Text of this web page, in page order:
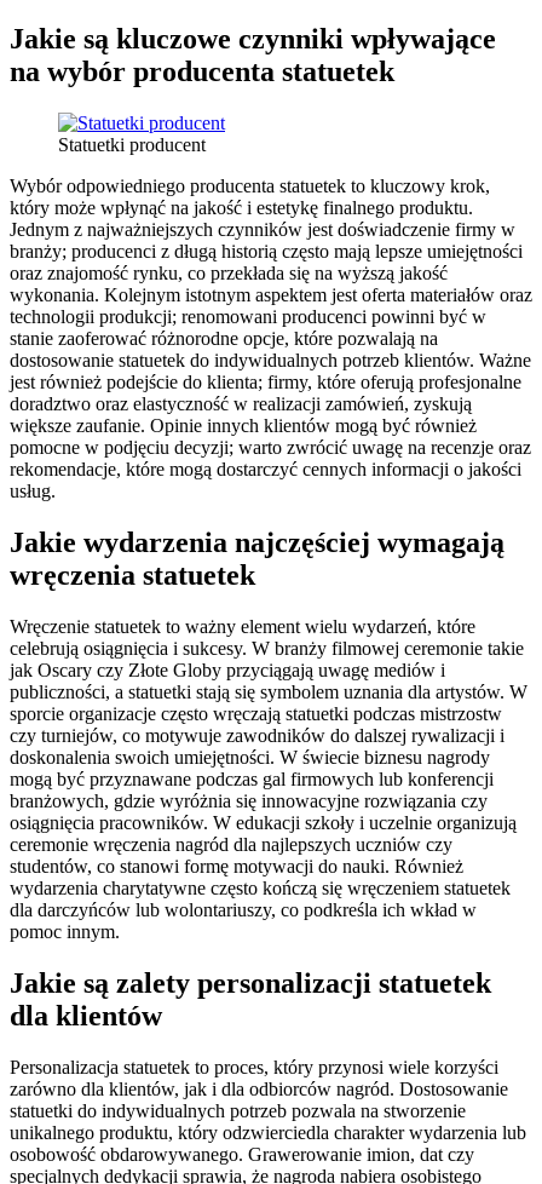
Jakie są kluczowe czynniki wpływające
na wybór producenta statuetek
Statuetki producent
Wybór odpowiedniego producenta statuetek to kluczowy krok,
który może wpłynąć na jakość i estetykę finalnego produktu.
Jednym z najważniejszych czynników jest doświadczenie firmy w
branży; producenci z długą historią często mają lepsze umiejętności
oraz znajomość rynku, co przekłada się na wyższą jakość
wykonania. Kolejnym istotnym aspektem jest oferta materiałów oraz
technologii produkcji; renomowani producenci powinni być w
stanie zaoferować różnorodne opcje, które pozwalają na
dostosowanie statuetek do indywidualnych potrzeb klientów. Ważne
jest również podejście do klienta; firmy, które oferują profesjonalne
doradztwo oraz elastyczność w realizacji zamówień, zyskują
większe zaufanie. Opinie innych klientów mogą być również
pomocne w podjęciu decyzji; warto zwrócić uwagę na recenzje oraz
rekomendacje, które mogą dostarczyć cennych informacji o jakości
usług.
Jakie wydarzenia najczęściej wymagają
wręczenia statuetek
Wręczenie statuetek to ważny element wielu wydarzeń, które
celebrują osiągnięcia i sukcesy. W branży filmowej ceremonie takie
jak Oscary czy Złote Globy przyciągają uwagę mediów i
publiczności, a statuetki stają się symbolem uznania dla artystów. W
sporcie organizacje często wręczają statuetki podczas mistrzostw
czy turniejów, co motywuje zawodników do dalszej rywalizacji i
doskonalenia swoich umiejętności. W świecie biznesu nagrody
mogą być przyznawane podczas gal firmowych lub konferencji
branżowych, gdzie wyróżnia się innowacyjne rozwiązania czy
osiągnięcia pracowników. W edukacji szkoły i uczelnie organizują
ceremonie wręczenia nagród dla najlepszych uczniów czy
studentów, co stanowi formę motywacji do nauki. Również
wydarzenia charytatywne często kończą się wręczeniem statuetek
dla darczyńców lub wolontariuszy, co podkreśla ich wkład w
pomoc innym.
Jakie są zalety personalizacji statuetek
dla klientów
Personalizacja statuetek to proces, który przynosi wiele korzyści
zarówno dla klientów, jak i dla odbiorców nagród. Dostosowanie
statuetki do indywidualnych potrzeb pozwala na stworzenie
unikalnego produktu, który odzwierciedla charakter wydarzenia lub
osobowość obdarowywanego. Grawerowanie imion, dat czy
specjalnych dedykacji sprawia, że nagroda nabiera osobistego